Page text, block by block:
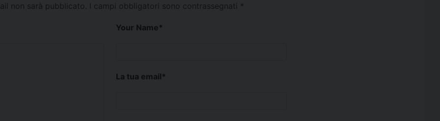
non sarà pubblicato. I campi obbligatori sono contrassegnati *
Your Name*
La tua email*